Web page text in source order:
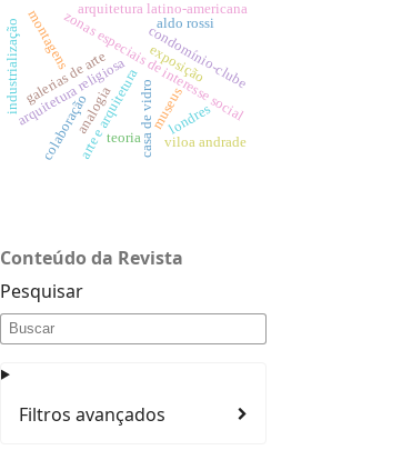
arquitetura religiosa
zonas especiais de interesse social
arte e arquitetura museus
galerias de arte
montagens
casa de vidro
exposição
arquitetura latino-americana
londres
condomínio-clube
viloa andrade
analogia
aldo rossi
colaboração
industrialização
teoria
Conteúdo da Revista
Pesquisar
Filtros avançados